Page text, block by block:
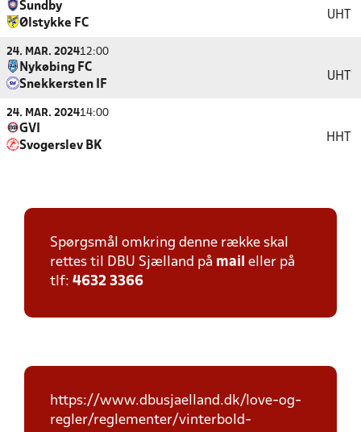
Sundby
Ølstykke FC
UHT
24. MAR. 202412:00
Nykøbing FC
Snekkersten IF
UHT
24. MAR. 202414:00
GVI
Svogerslev BK
HHT
Spørgsmål omkring denne række skal
rettes til DBU Sjælland på mail eller på
tlf: 4632 3366
https://www.dbusjaelland.dk/love-og-
regler/reglementer/vinterbold-